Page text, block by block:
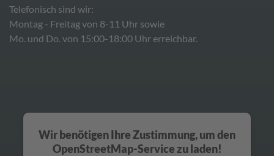
Telefonisch sind wir:
Montag - Freitag von 8-11 Uhr sowie
Mo. und Do. von 15:00-18:00 Uhr erreichbar.
Wir benötigen Ihre Zustimmung, um den
OpenStreetMap-Service zu laden!